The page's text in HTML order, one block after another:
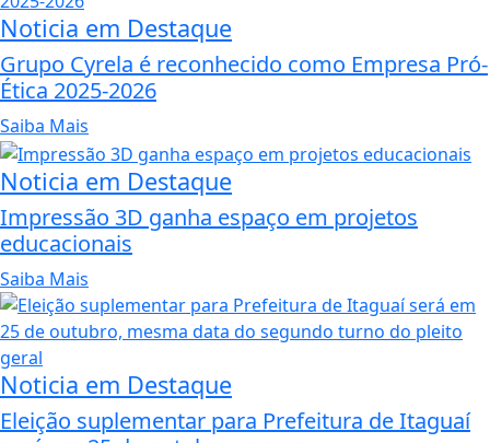
Noticia em Destaque
Grupo Cyrela é reconhecido como Empresa Pró-
Ética 2025-2026
Saiba Mais
Noticia em Destaque
Impressão 3D ganha espaço em projetos
educacionais
Saiba Mais
Noticia em Destaque
Eleição suplementar para Prefeitura de Itaguaí